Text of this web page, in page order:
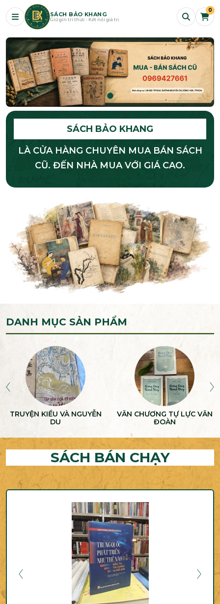
SÁCH BẢO KHANG
Giữ gìn tri thức - Kết nối giá trị
0
SÁCH BẢO KHANG
LÀ CỬA HÀNG CHUYÊN MUA BÁN SÁCH
CŨ. ĐẾN NHÀ MUA VỚI GIÁ CAO.
DANH MỤC SẢN PHẨM
TRUYỆN KIỀU VÀ NGUYỄN
DU
VĂN CHƯƠNG TỰ LỰC VĂN
ĐOÀN
SÁCH BÁN CHẠY